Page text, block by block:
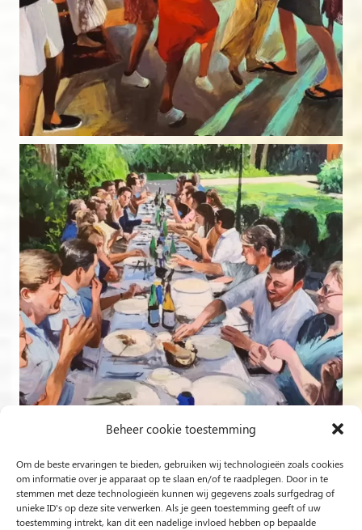
Beheer cookie toestemming
Om de beste ervaringen te bieden, gebruiken wij technologieën zoals cookies
om informatie over je apparaat op te slaan en/of te raadplegen. Door in te
stemmen met deze technologieën kunnen wij gegevens zoals surfgedrag of
unieke ID's op deze site verwerken. Als je geen toestemming geeft of uw
toestemming intrekt, kan dit een nadelige invloed hebben op bepaalde
Follow on Instagram